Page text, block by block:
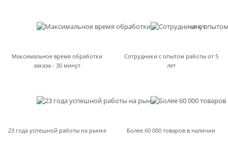
Максимальное время обработки
заказа - 30 минут
Сотрудники с опытом работы от 5
лет
23 года успешной работы на рынке Более 60 000 товаров в наличии